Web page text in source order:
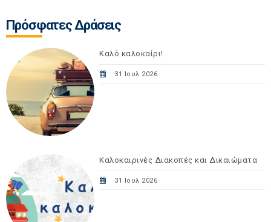
Πρόσφατες Δράσεις
Καλό καλοκαίρι!
31 Ιουλ 2026
Καλοκαιρινές Διακοπές και Δικαιώματα
31 Ιουλ 2026